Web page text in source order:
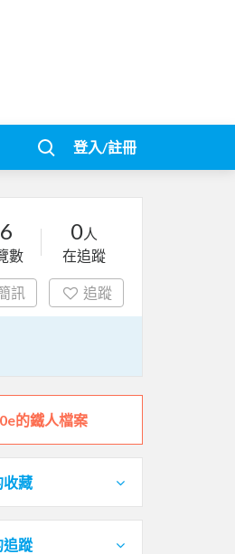
登入/註冊
數
0人
在追蹤
訊 追蹤
的鐵人檔案
收藏
追蹤